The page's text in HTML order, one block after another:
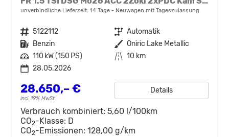
unverbindliche Lieferzeit: 14 Tage Neuwagen mit Tageszulassung
Fahrzeugnr. 5122112 Getriebe Automatik
Kraftstoff Benzin Außenfarbe Oniric Lake Metallic
Leistung 110 kW (150 PS) Kilometerstand 10 km
28.05.2026
28.650,– €
incl. 19% MwSt.
Details
Verbrauch kombiniert: 5,60 l/100km
CO2-Klasse: D
CO2-Emissionen: 128,00 g/km